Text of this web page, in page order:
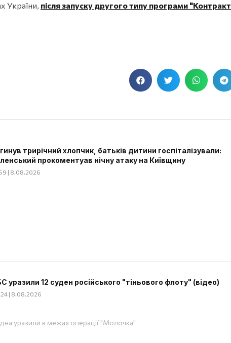
України, після запуску другого типу програми "Контракт
трирічний хлопчик, батьків дитини госпіталізували:
прокоментуав нічну атаку на Київщину
| 8.08.2026
уразили 12 суден російського "тіньового флоту" (відео)
| 8.08.2026
уразили в межах операції "Молочка"